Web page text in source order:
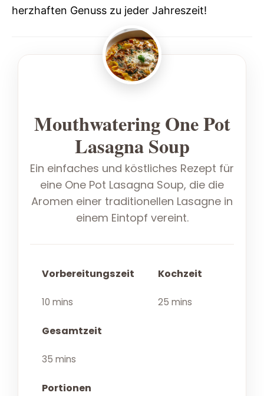
herzhaften Genuss zu jeder Jahreszeit!
Mouthwatering One Pot
Lasagna Soup
Ein einfaches und köstliches Rezept für
eine One Pot Lasagna Soup, die die
Aromen einer traditionellen Lasagne in
einem Eintopf vereint.
Vorbereitungszeit
10 mins
Kochzeit
25 mins
Gesamtzeit
35 mins
Portionen